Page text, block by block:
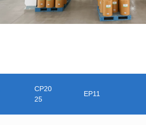
CP20
25
EP11